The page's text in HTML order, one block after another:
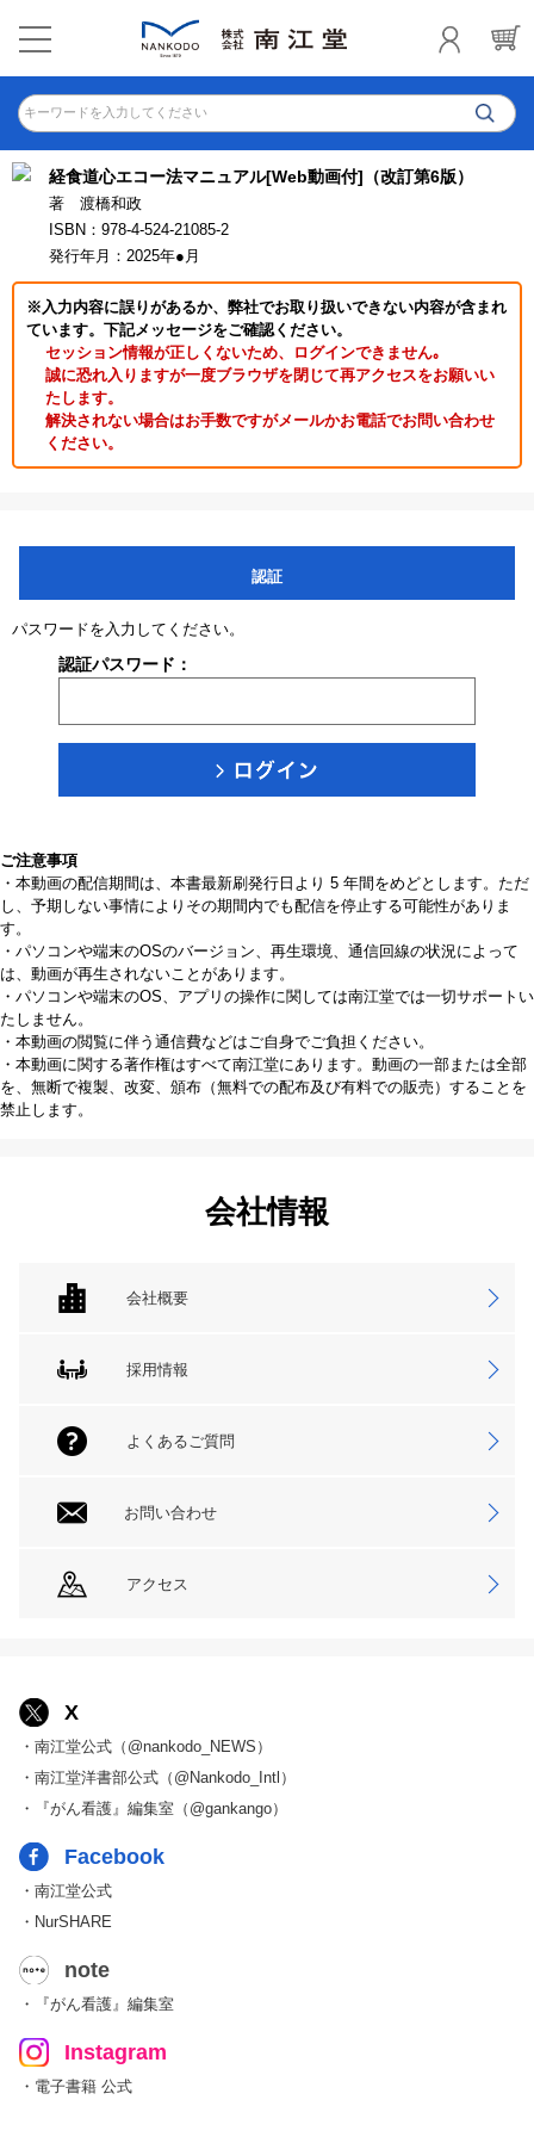
キーワードを入力してください
経食道心エコー法マニュアル[Web動画付]（改訂第6版）
著 渡橋和政
ISBN：978-4-524-21085-2
発行年月：2025年●月
※入力内容に誤りがあるか、弊社でお取り扱いできない内容が含まれ
ています。下記メッセージをご確認ください。
セッション情報が正しくないため、ログインできません｡
誠に恐れ入りますが一度ブラウザを閉じて再アクセスをお願いい
たします。
解決されない場合はお手数ですがメールかお電話でお問い合わせ
ください。
認証
パスワードを入力してください。
認証パスワード：
ご注意事項
・本動画の配信期間は、本書最新刷発行日より 5 年間をめどとします。ただ
し、予期しない事情によりその期間内でも配信を停止する可能性がありま
す。
・パソコンや端末のOSのバージョン、再生環境、通信回線の状況によって
は、動画が再生されないことがあります。
・パソコンや端末のOS、アプリの操作に関しては南江堂では一切サポートい
たしません。
・本動画の閲覧に伴う通信費などはご自身でご負担ください。
・本動画に関する著作権はすべて南江堂にあります。動画の一部または全部
を、無断で複製、改変、頒布（無料での配布及び有料での販売）することを
禁止します。
会社情報
会社概要
採用情報
よくあるご質問
お問い合わせ
アクセス
X
・南江堂公式（@nankodo_NEWS）
・南江堂洋書部公式（@Nankodo_Intl）
・『がん看護』編集室（@gankango）
Facebook
・南江堂公式
・NurSHARE
note
・『がん看護』編集室
Instagram
・電子書籍 公式